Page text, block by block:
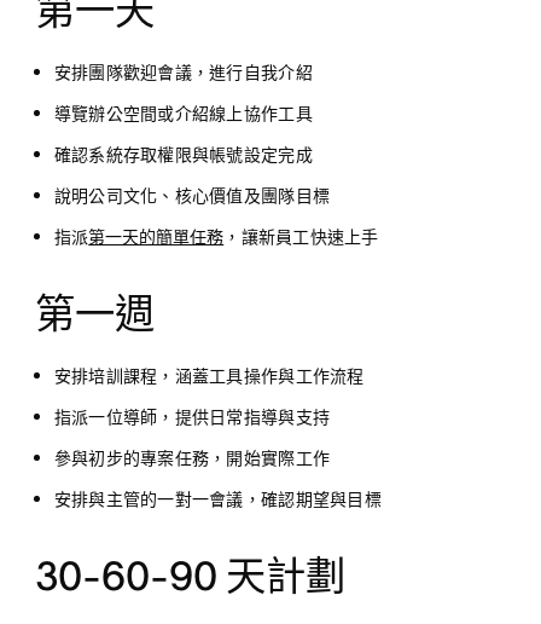
第一天
安排團隊歡迎會議，進行自我介紹
導覽辦公空間或介紹線上協作工具
確認系統存取權限與帳號設定完成
說明公司文化、核心價值及團隊目標
指派第一天的簡單任務 ，讓新員工快速上手
第一週
安排培訓課程，涵蓋工具操作與工作流程
指派一位導師，提供日常指導與支持
參與初步的專案任務，開始實際工作
安排與主管的一對一會議，確認期望與目標
30-60-90 天計劃